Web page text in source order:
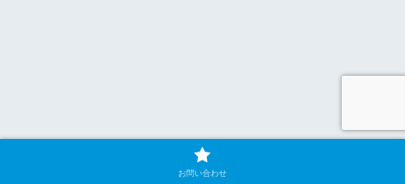
お問い合わせ